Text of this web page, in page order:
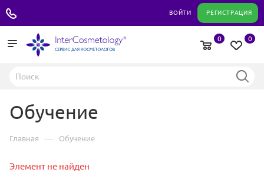
ВОЙТИ РЕГИСТРАЦИЯ
0
0
Обучение
Главная — Обучение
Элемент не найден